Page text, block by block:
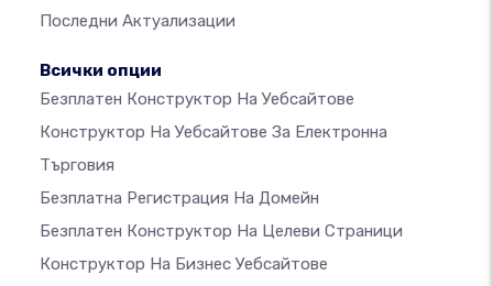
Последни Актуализации
Всички опции
Безплатен Конструктор На Уебсайтове
Конструктор На Уебсайтове За Електронна
Търговия
Безплатна Регистрация На Домейн
Безплатен Конструктор На Целеви Страници
Конструктор На Бизнес Уебсайтове